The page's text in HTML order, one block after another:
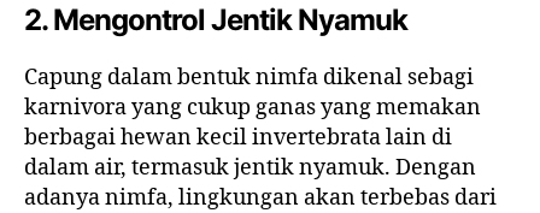
2.Mengontrol Jentik Nyamuk
Capung dalam bentuk nimfa dikenal sebagi
karnivora yang cukup ganas yang memakan
berbagai hewan kecil invertebrata lain di
dalam air, termasuk jentik nyamuk. Dengan
adanya nimfa, lingkungan akan terbebas dari